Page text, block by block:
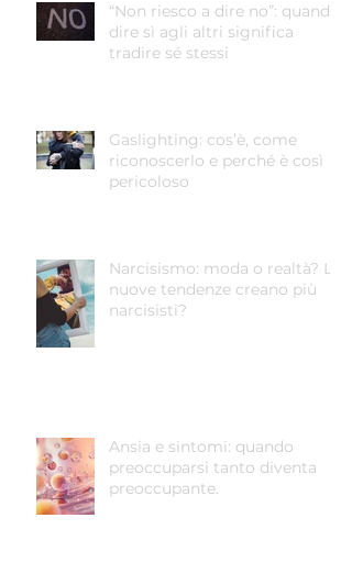
“Non riesco a dire no”: quando
dire sì agli altri significa
tradire sé stessi
Gaslighting: cos’è, come
riconoscerlo e perché è così
pericoloso
Narcisismo: moda o realtà? Le
nuove tendenze creano più
narcisisti?
Ansia e sintomi: quando
preoccuparsi tanto diventa
preoccupante.